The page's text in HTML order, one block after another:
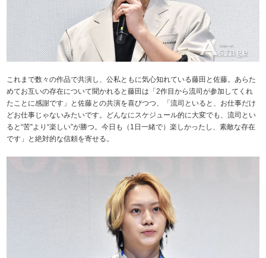
これまで数々の作品で共演し、公私ともに気心知れている藤田と佐藤。あらた
めてお互いの存在について聞かれると藤田は「2作目から流司が参加してくれ
たことに感謝です」と佐藤との共演を喜びつつ、「流司といると、お仕事だけ
どお仕事じゃないみたいです。どんなにスケジュール的に大変でも、流司とい
ると“苦”より“楽しい”が勝つ。今日も（1日一緒で）楽しかったし、素敵な存在
です」と絶対的な信頼を寄せる。